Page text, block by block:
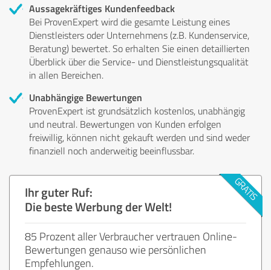
Aussagekräftiges Kundenfeedback
Bei ProvenExpert wird die gesamte Leistung eines
Dienstleisters oder Unternehmens (z.B. Kundenservice,
Beratung) bewertet. So erhalten Sie einen detaillierten
Überblick über die Service- und Dienstleistungsqualität
in allen Bereichen.
Unabhängige Bewertungen
ProvenExpert ist grundsätzlich kostenlos, unabhängig
und neutral. Bewertungen von Kunden erfolgen
freiwillig, können nicht gekauft werden und sind weder
finanziell noch anderweitig beeinflussbar.
Ihr guter Ruf:
Die beste Werbung der Welt!
85 Prozent aller Verbraucher vertrauen Online-
Bewertungen genauso wie persönlichen
Empfehlungen.